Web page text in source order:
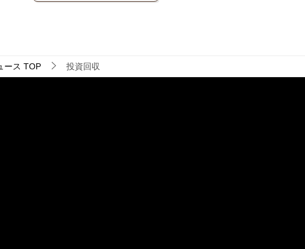
ース TOP 投資回収